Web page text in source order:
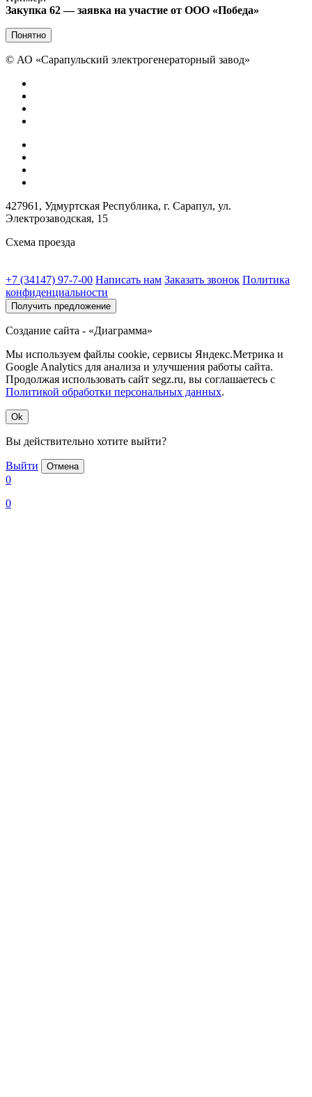
Закупка 62 — заявка на участие от ООО «Победа»
Понятно
© АО «Сарапульский электрогенераторный завод»
427961, Удмуртская Республика, г. Сарапул, ул.
Электрозаводская, 15
Схема проезда
+7 (34147) 97-7-00 Написать нам Заказать звонок Политика
конфиденциальности
Получить предложение
Создание сайта - «Диаграмма»
Мы используем файлы cookie, сервисы Яндекс.Метрика и
Google Analytics для анализа и улучшения работы сайта.
Продолжая использовать сайт segz.ru, вы соглашаетесь с
Политикой обработки персональных данных.
Ok
Вы действительно хотите выйти?
Выйти Отмена
0
0